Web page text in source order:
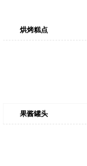
烘烤糕点
果酱罐头